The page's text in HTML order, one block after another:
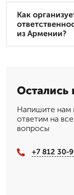
Как
из Армении?
Остались
Напишите нам
ответим на
вопросы
+7 812 30-